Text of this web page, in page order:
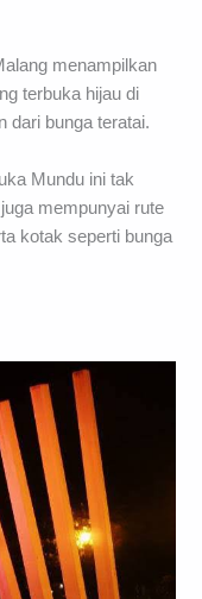
menampilkan
terbuka hijau di
dari bunga teratai.
Mundu ini tak
mempunyai rute
kotak seperti bunga